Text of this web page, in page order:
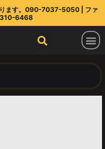
ります。090-7037-5050 | ファ
6468